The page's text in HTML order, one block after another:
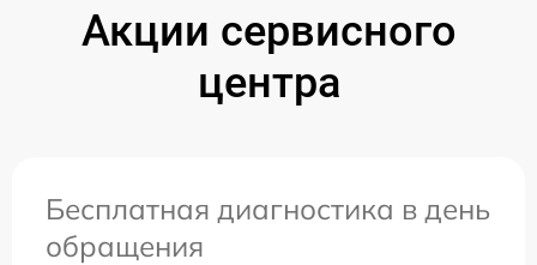
Акции сервисного
центра
Бесплатная диагностика в день
обращения